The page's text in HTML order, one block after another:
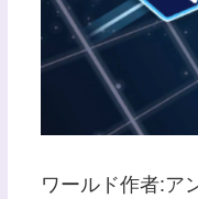
ワールド作者:ア